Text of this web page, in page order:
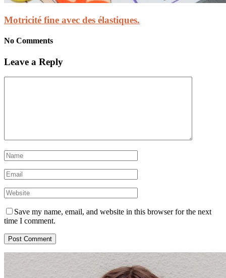
Motricité fine avec des élastiques.
No Comments
Leave a Reply
Save my name, email, and website in this browser for the next
time I comment.